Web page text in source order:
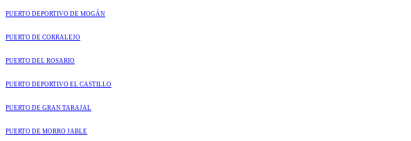
PUERTO DEPORTIVO DE MOGÁN
PUERTO DE CORRALEJO
PUERTO DEL ROSARIO
PUERTO DEPORTIVO EL CASTILLO
PUERTO DE GRAN TARAJAL
PUERTO DE MORRO JABLE